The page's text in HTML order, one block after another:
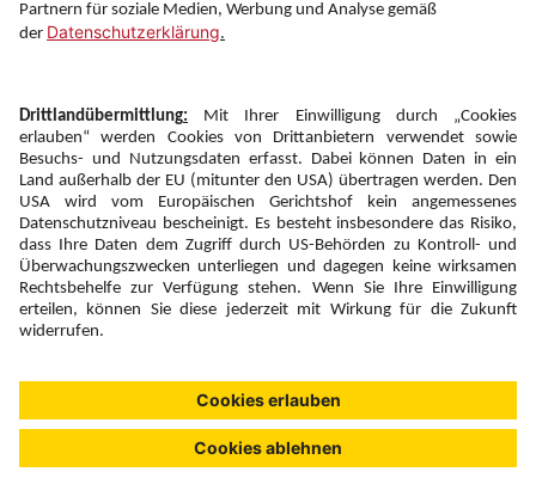
Newsletter:
Anmelden
Fairness und
Unsere Inhalte: Standards und
Meldung
Copyright © 2026 DERTOUR Austria GmbH